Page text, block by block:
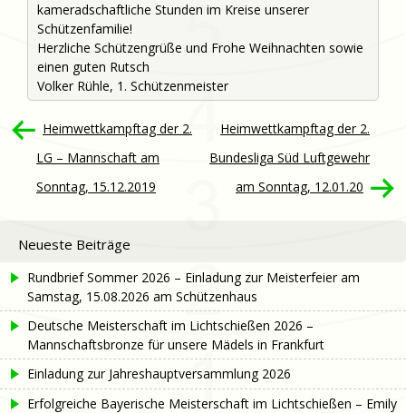
kameradschaftliche Stunden im Kreise unserer
Schützenfamilie!
Herzliche Schützengrüße und Frohe Weihnachten sowie
einen guten Rutsch
Volker Rühle, 1. Schützenmeister
Beitragsnavigation
Heimwettkampftag der 2.
LG – Mannschaft am
Sonntag, 15.12.2019
Heimwettkampftag der 2.
Bundesliga Süd Luftgewehr
am Sonntag, 12.01.20
Neueste Beiträge
Rundbrief Sommer 2026 – Einladung zur Meisterfeier am
Samstag, 15.08.2026 am Schützenhaus
Deutsche Meisterschaft im Lichtschießen 2026 –
Mannschaftsbronze für unsere Mädels in Frankfurt
Einladung zur Jahreshauptversammlung 2026
Erfolgreiche Bayerische Meisterschaft im Lichtschießen – Emily